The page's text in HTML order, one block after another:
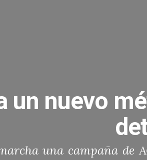
un nuevo
una campaña de